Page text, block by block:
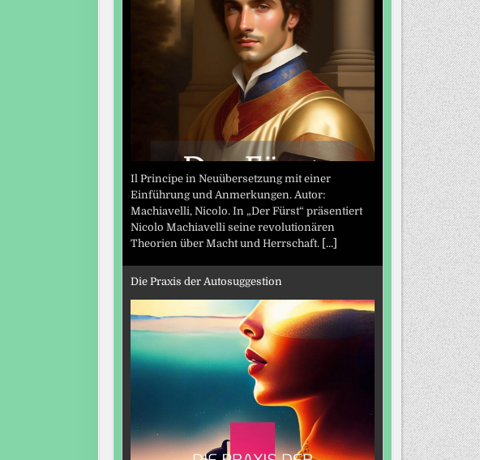
Il Principe in Neuübersetzung mit einer
Einführung und Anmerkungen. Autor:
Machiavelli, Nicolo. In „Der Fürst“ präsentiert
Nicolo Machiavelli seine revolutionären
Theorien über Macht und Herrschaft. [...]
Die Praxis der Autosuggestion